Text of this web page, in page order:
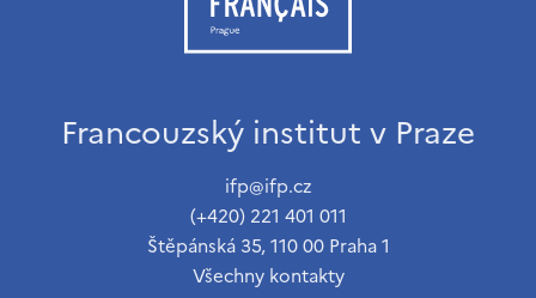
Francouzský institut v Praze
ifp@ifp.cz
(+420) 221 401 011
Štěpánská 35, 110 00 Praha 1
Všechny kontakty